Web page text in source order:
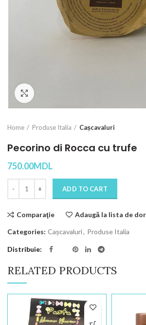
Home Produse Italia Cașcavaluri
Pecorino di Rocca cu trufe
750.00MDL
ADD TO CART
Comparaţie Adaugă la lista de
Categories: Cașcavaluri, Produse Italia
Distribuie
RELATED PRODUCTS